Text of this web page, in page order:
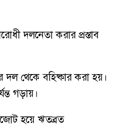
দলনেতা করার প্রস্তাব
দল থেকে বহিষ্কার করা হয়।
গড়ায়।
হয়ে ঋতব্রত